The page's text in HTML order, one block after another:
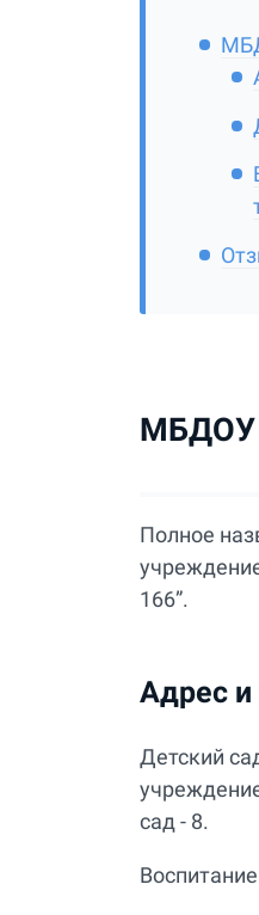
МБДОУ
Полное
166”.
Адрес и
Детский
сад - 8.